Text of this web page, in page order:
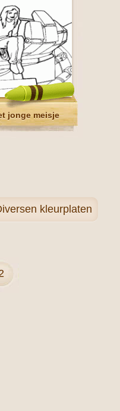
jonge meisje
kleurplaten